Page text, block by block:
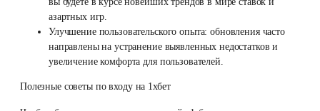
азартных игр.
Улучшение пользовательского опыта: обновления часто
направлены на устранение выявленных недостатков и
увеличение комфорта для пользователей.
Полезные советы по входу на 1хбет